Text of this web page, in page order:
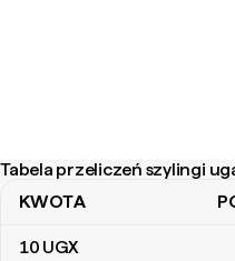
Tabela przeliczeń szylingi
Tabela przeliczeń szylingi
KWOTA
10 UGX